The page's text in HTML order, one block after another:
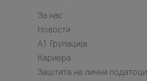
За нас
Новости
А1 Групација
Кариера
Заштита на лични податоци